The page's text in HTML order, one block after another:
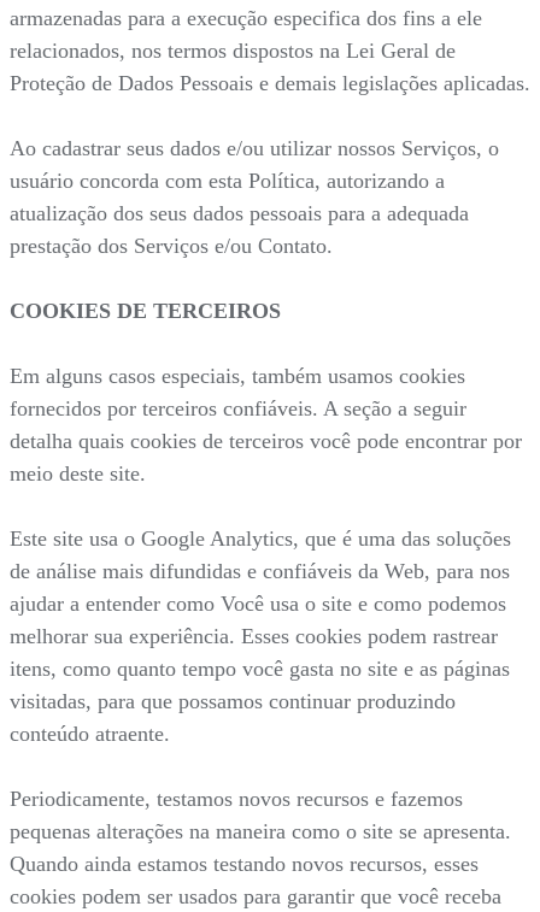
armazenadas para a execução especifica dos fins a ele
relacionados, nos termos dispostos na Lei Geral de
Proteção de Dados Pessoais e demais legislações aplicadas.
Ao cadastrar seus dados e/ou utilizar nossos Serviços, o
usuário concorda com esta Política, autorizando a
atualização dos seus dados pessoais para a adequada
prestação dos Serviços e/ou Contato.
COOKIES DE TERCEIROS
Em alguns casos especiais, também usamos cookies
fornecidos por terceiros confiáveis. A seção a seguir
detalha quais cookies de terceiros você pode encontrar por
meio deste site.
Este site usa o Google Analytics, que é uma das soluções
de análise mais difundidas e confiáveis da Web, para nos
ajudar a entender como Você usa o site e como podemos
melhorar sua experiência. Esses cookies podem rastrear
itens, como quanto tempo você gasta no site e as páginas
visitadas, para que possamos continuar produzindo
conteúdo atraente.
Periodicamente, testamos novos recursos e fazemos
pequenas alterações na maneira como o site se apresenta.
Quando ainda estamos testando novos recursos, esses
cookies podem ser usados para garantir que você receba